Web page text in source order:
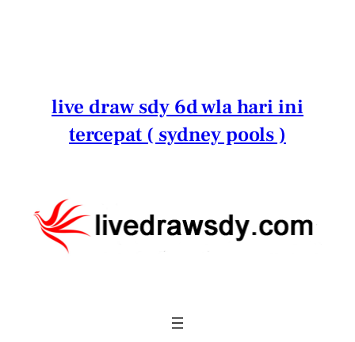
live draw sdy 6d wla hari ini
tercepat ( sydney pools )